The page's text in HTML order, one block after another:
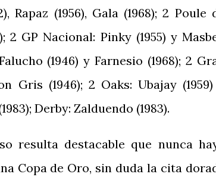
Rapaz (1956), Gala (1968); 2 Poule
2 GP Nacional: Pinky (1955) y
(1946) y Farnesio (1968); 2
Gris (1946); 2 Oaks: Ubajay
Derby: Zalduendo (1983).
resulta destacable que nunca
Copa de Oro, sin duda la cita